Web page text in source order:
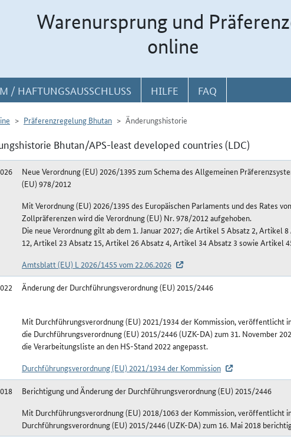
Warenursprung und
online
/ HAFTUNGSAUSSCHLUSS HILFE FAQ
Präferenzregelung Bhutan Änderungshistorie
Bhutan/APS-least developed countries (LDC)
Neue Verordnung (EU) 2026/1395 zum Schema des Allgemeinen
(EU) 978/2012
Mit Verordnung (EU) 2026/1395 des Europäischen Parlaments und des Rates
Zollpräferenzen wird die Verordnung (EU) Nr. 978/2012 aufgehoben.
Die neue Verordnung gilt ab dem 1. Januar 2027; die Artikel 5 Absatz 2, Artikel
12, Artikel 23 Absatz 15, Artikel 26 Absatz 4, Artikel 34 Absatz 3 sowie Artikel
Amtsblatt (EU) L 2026/1455 vom 22.06.2026
Änderung der Durchführungsverordnung (EU) 2015/2446
Mit Durchführungsverordnung (EU) 2021/1934 der Kommission, veröffentlicht
die Durchführungsverordnung (EU) 2015/2446 (UZK-DA) zum 31. November
die Verarbeitungsliste an den HS-Stand 2022 angepasst.
Durchführungsverordnung (EU) 2021/1934 der Kommission
Berichtigung und Änderung der Durchführungsverordnung (EU) 2015/2446
Mit Durchführungsverordnung (EU) 2018/1063 der Kommission, veröffentlicht
Durchführungsverordnung (EU) 2015/2446 (UZK-DA) zum 16. Mai 2018